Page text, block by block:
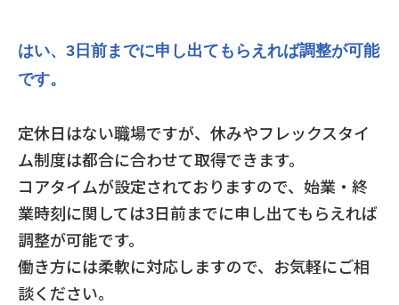
はい、3日前までに申し出てもらえれば調整が可能
です。
定休日はない職場ですが、休みやフレックスタイ
ム制度は都合に合わせて取得できます。
コアタイムが設定されておりますので、始業・終
業時刻に関しては3日前までに申し出てもらえれば
調整が可能です。
働き方には柔軟に対応しますので、お気軽にご相
談ください。